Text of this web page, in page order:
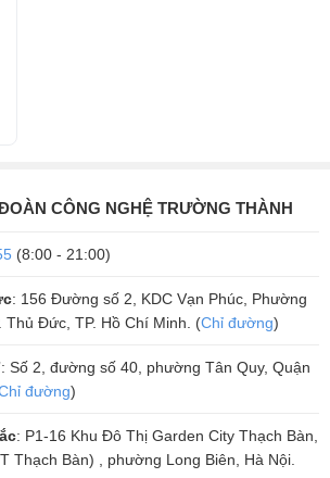
kế hiện đại dẫn đầu xu
CÔNG NGHỆ TRƯỜNG THÀNH
(8:00 - 21:00)
: 156 Đường số 2, KDC Vạn Phúc, Phường
Thủ Đức, TP. Hồ Chí Minh. (Chỉ đường)
: Số 2, đường số 40, phường Tân Quy, Quận
đường)
: P1-16 Khu Đô Thị Garden City Thạch Bàn,
Thạch Bàn) , phường Long Biên, Hà Nội.